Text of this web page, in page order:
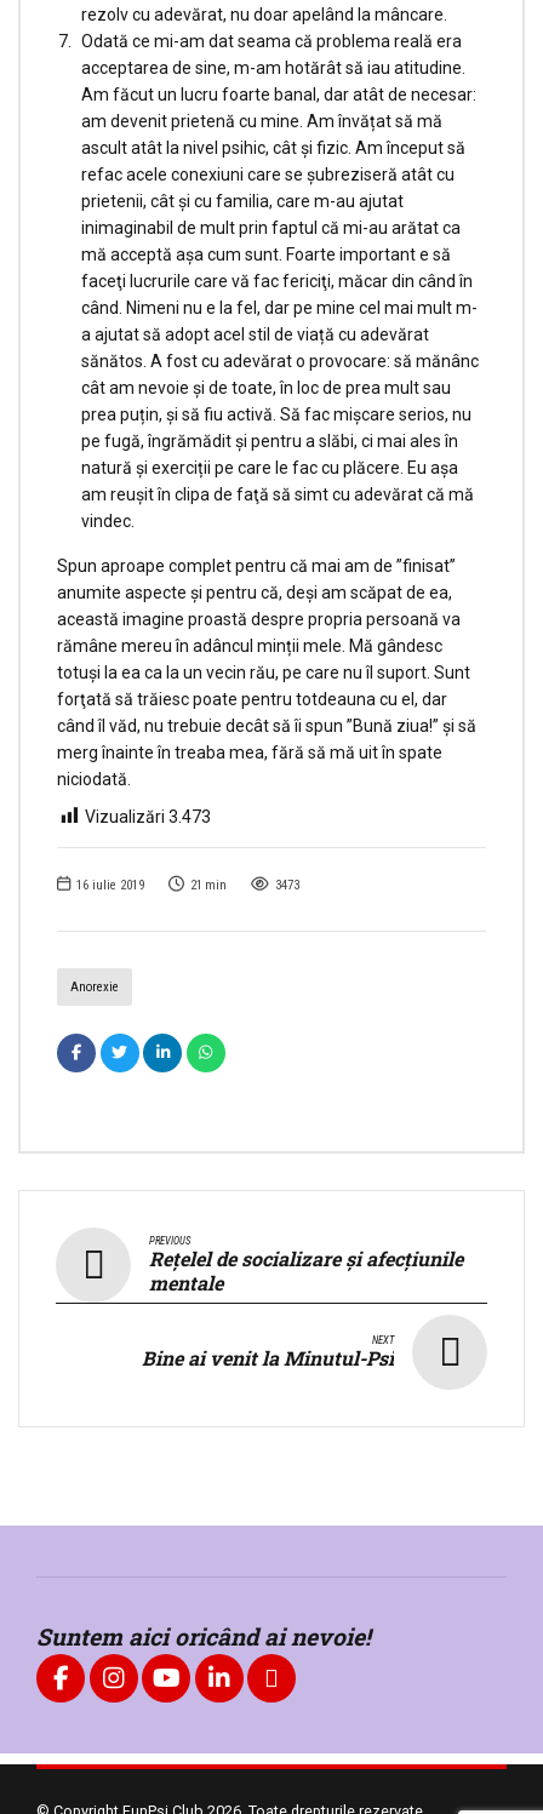
16 iulie 2019 21 min 3473
Anorexie
rezolv cu adevărat, nu doar apelând la mâncare.
Odată ce mi-am dat seama că problema reală era
acceptarea de sine, m-am hotărât să iau atitudine.
Am făcut un lucru foarte banal, dar atât de necesar:
am devenit prietenă cu mine. Am învățat să mă
ascult atât la nivel psihic, cât și fizic. Am început să
refac acele conexiuni care se șubreziseră atât cu
prietenii, cât și cu familia, care m-au ajutat
inimaginabil de mult prin faptul că mi-au arătat ca
mă acceptă aşa cum sunt. Foarte important e să
faceţi lucrurile care vă fac fericiţi, măcar din când în
când. Nimeni nu e la fel, dar pe mine cel mai mult m-
a ajutat să adopt acel stil de viață cu adevărat
sănătos. A fost cu adevărat o provocare: să mănânc
cât am nevoie și de toate, în loc de prea mult sau
prea puțin, și să fiu activă. Să fac mișcare serios, nu
pe fugă, îngrămădit și pentru a slăbi, ci mai ales în
natură și exerciții pe care le fac cu plăcere. Eu aşa
am reuşit în clipa de faţă să simt cu adevărat că mă
vindec.
Spun aproape complet pentru că mai am de ”finisat”
anumite aspecte şi pentru că, deși am scăpat de ea,
această imagine proastă despre propria persoană va
rămâne mereu în adâncul minții mele. Mă gândesc
totuşi la ea ca la un vecin rău, pe care nu îl suport. Sunt
forţată să trăiesc poate pentru totdeauna cu el, dar
când îl văd, nu trebuie decât să îi spun ”Bună ziua!” şi să
merg înainte în treaba mea, fără să mă uit în spate
niciodată.
Vizualizări 3.473
PREVIOUS
Rețelel de socializare și afecțiunile
mentale
NEXT
Bine ai venit la Minutul-Psi
Suntem aici oricând ai nevoie!